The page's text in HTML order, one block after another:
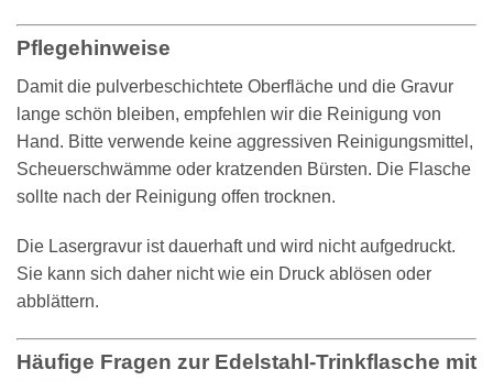
Pflegehinweise
Damit die pulverbeschichtete Oberfläche und die Gravur
lange schön bleiben, empfehlen wir die Reinigung von
Hand. Bitte verwende keine aggressiven Reinigungsmittel,
Scheuerschwämme oder kratzenden Bürsten. Die Flasche
sollte nach der Reinigung offen trocknen.
Die Lasergravur ist dauerhaft und wird nicht aufgedruckt.
Sie kann sich daher nicht wie ein Druck ablösen oder
abblättern.
Häufige Fragen zur Edelstahl-Trinkflasche mit